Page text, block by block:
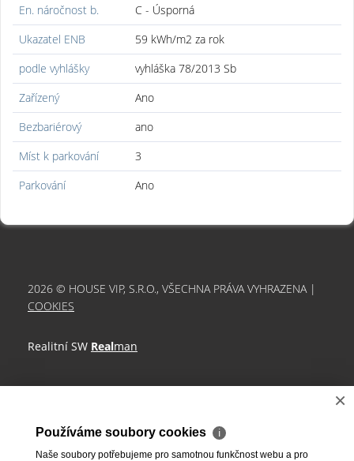
En. náročnost b.
C - Úsporná
Ukazatel ENB
59 kWh/m2 za rok
podle vyhlášky
vyhláška 78/2013 Sb
Zařízený
Ano
Bezbariérový
ano
Míst k parkování
3
Parkování
Ano
2026 © HOUSE VIP, S.R.O., VŠECHNA PRÁVA VYHRAZENA |
COOKIES
Realitní SW Realman
×
Používáme soubory cookies ℹ
Naše soubory potřebujeme pro samotnou funkčnost webu a pro